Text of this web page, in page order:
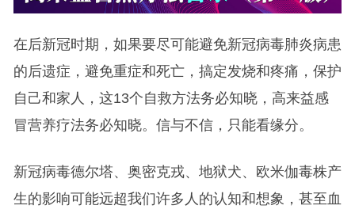
在后新冠时期，如果要尽可能避免新冠病毒肺炎病患
的后遗症，避免重症和死亡，搞定发烧和疼痛，保护
自己和家人，这13个自救方法务必知晓，高来益感
冒营养疗法务必知晓。信与不信，只能看缘分。
新冠病毒德尔塔、奥密克戎、地狱犬、欧米伽毒株产
生的影响可能远超我们许多人的认知和想象，甚至血